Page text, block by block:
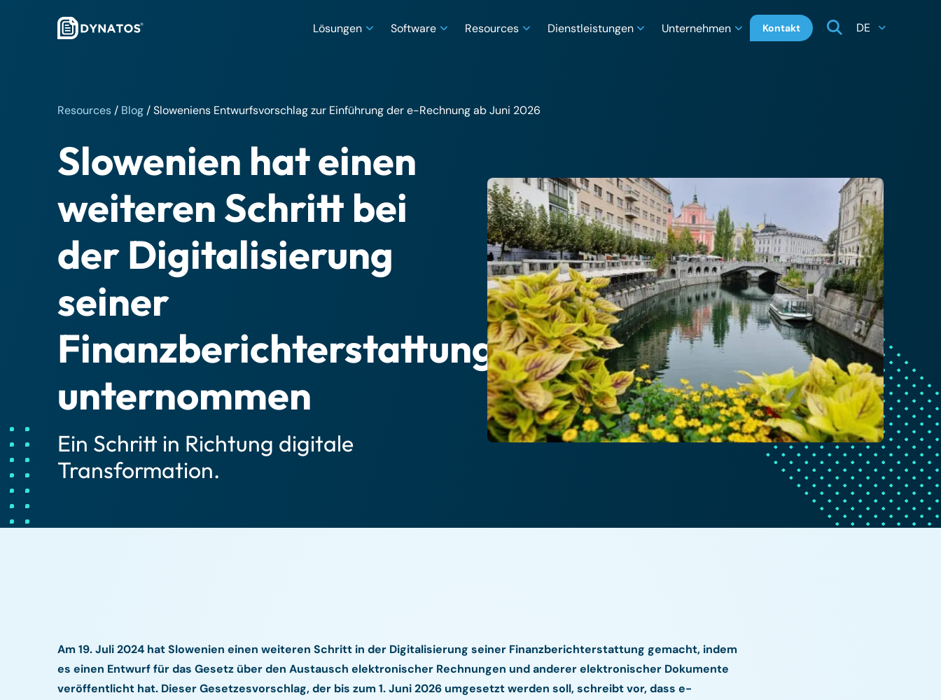
Lösungen Software Resources Dienstleistungen Unternehmen Kontakt DE
Resources / Blog /Sloweniens Entwurfsvorschlag zur Einführung der e-Rechnung ab Juni 2026
Slowenien hat einen
weiteren Schritt bei
der Digitalisierung
seiner
Finanzberichterstattung
unternommen
Ein Schritt in Richtung digitale
Transformation.
Am 19. Juli 2024 hat Slowenien einen weiteren Schritt in der Digitalisierung seiner Finanzberichterstattung gemacht, indem
es einen Entwurf für das Gesetz über den Austausch elektronischer Rechnungen und anderer elektronischer Dokumente
veröffentlicht hat. Dieser Gesetzesvorschlag, der bis zum 1. Juni 2026 umgesetzt werden soll, schreibt vor, dass e-